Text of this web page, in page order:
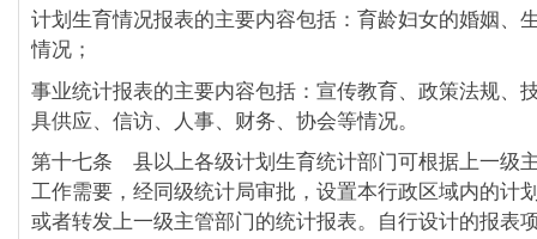
计划生育情况报表的主要内容包括：育龄妇女的婚姻、
情况；
事业统计报表的主要内容包括：宣传教育、政策法规、
具供应、信访、人事、财务、协会等情况。
第十七条 县以上各级计划生育统计部门可根据上一级
工作需要，经同级统计局审批，设置本行政区域内的计
或者转发上一级主管部门的统计报表。自行设计的报表